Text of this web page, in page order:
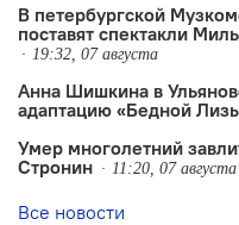
В петербургской
поставят спектакли
19:32, 07 августа
Анна Шишкина в
адаптацию «Бедной
Умер многолетний
Стронин
11:20, 07 августа
Все новости